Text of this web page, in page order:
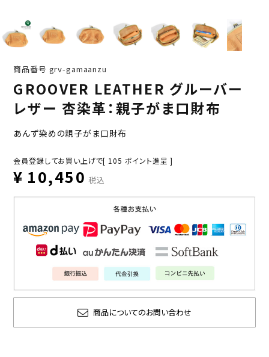
商品番号 grv-gamaanzu
GROOVER LEATHER グルーバー
レザー 杏染革：親子がま口財布
あんず染めの親子がま口財布
会員登録してお買い上げで[ 105 ポイント進呈 ]
¥ 10,450 税込
商品についてのお問い合わせ